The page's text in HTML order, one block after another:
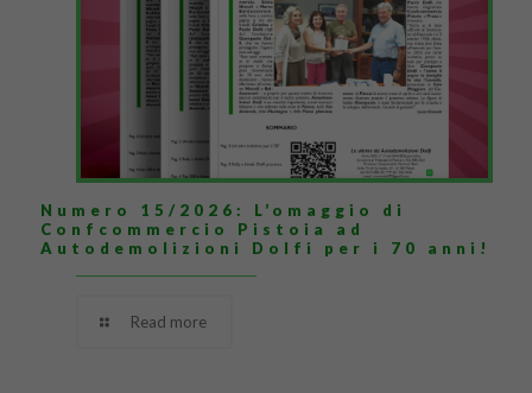
Numero 15/2026: L’omaggio di
Confcommercio Pistoia ad
Autodemolizioni Dolfi per i 70 anni!
Read more